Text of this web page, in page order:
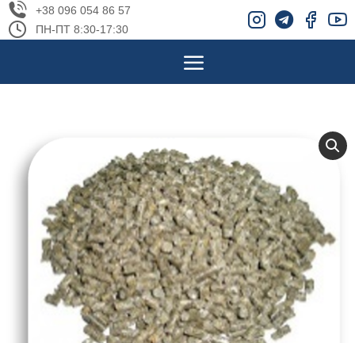
+38 096 054 86 57
ПН-ПТ 8:30-17:30